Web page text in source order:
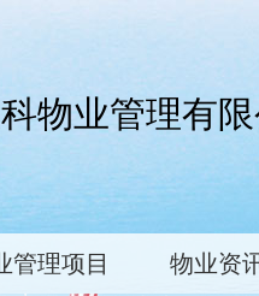
物业管理有限
管理项目 物业资